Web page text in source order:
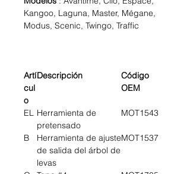
Kangoo, Laguna, Master, Mégane,
Modus, Scenic, Twingo, Traffic
Artí
cul
o
Descripción
Código
OEM
EL Herramienta de
pretensado
MOT1543
B
Herramienta de ajuste
de salida del árbol de
levas
MOT1537